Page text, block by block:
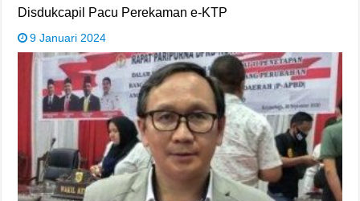
Disdukcapil Pacu Perekaman e-KTP
9 Januari 2024